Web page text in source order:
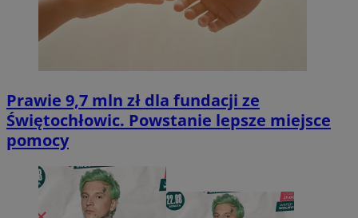
Prawie 9,7 mln zł dla fundacji ze
Świętochłowic. Powstanie lepsze miejsce
pomocy